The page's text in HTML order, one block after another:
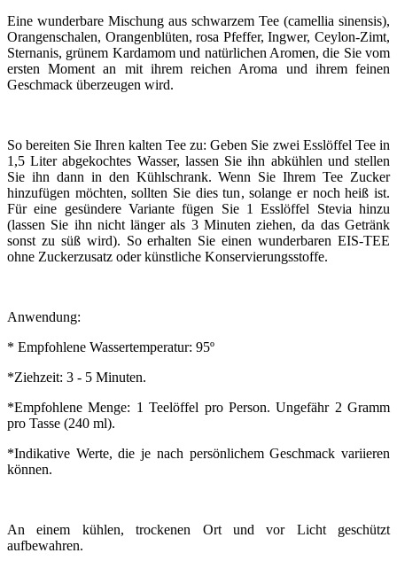
Eine wunderbare Mischung aus schwarzem Tee (camellia sinensis),
Orangenschalen, Orangenblüten, rosa Pfeffer, Ingwer, Ceylon-Zimt,
Sternanis, grünem Kardamom und natürlichen Aromen, die Sie vom
ersten Moment an mit ihrem reichen Aroma und ihrem feinen
Geschmack überzeugen wird.
So bereiten Sie Ihren kalten Tee zu: Geben Sie zwei Esslöffel Tee in
1,5 Liter abgekochtes Wasser, lassen Sie ihn abkühlen und stellen
Sie ihn dann in den Kühlschrank. Wenn Sie Ihrem Tee Zucker
hinzufügen möchten, sollten Sie dies tun, solange er noch heiß ist.
Für eine gesündere Variante fügen Sie 1 Esslöffel Stevia hinzu
(lassen Sie ihn nicht länger als 3 Minuten ziehen, da das Getränk
sonst zu süß wird). So erhalten Sie einen wunderbaren EIS-TEE
ohne Zuckerzusatz oder künstliche Konservierungsstoffe.
Anwendung:
* Empfohlene Wassertemperatur: 95º
*Ziehzeit: 3 - 5 Minuten.
*Empfohlene Menge: 1 Teelöffel pro Person. Ungefähr 2 Gramm
pro Tasse (240 ml).
*Indikative Werte, die je nach persönlichem Geschmack variieren
können.
An einem kühlen, trockenen Ort und vor Licht geschützt
aufbewahren.